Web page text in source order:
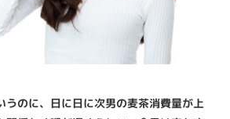
うのに、日に日に次男の麦茶消費量が上